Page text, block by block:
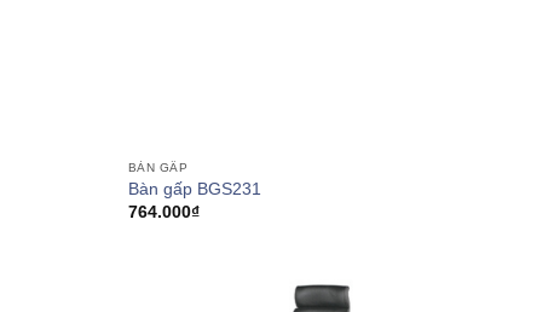
BÀN GẤP
Bàn gấp BGS231
764.000₫